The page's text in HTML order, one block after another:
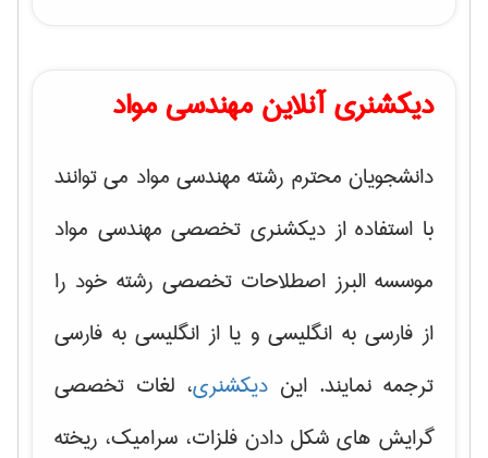
دیکشنری آنلاین مهندسی مواد
دانشجویان محترم رشته مهندسی مواد می توانند
با استفاده از دیکشنری تخصصی مهندسی مواد
موسسه البرز اصطلاحات تخصصی رشته خود را
از فارسی به انگلیسی و یا از انگلیسی به فارسی
ترجمه نمایند. این دیکشنری، لغات تخصصی
گرایش های شکل دادن فلزات، سرامیک، ریخته